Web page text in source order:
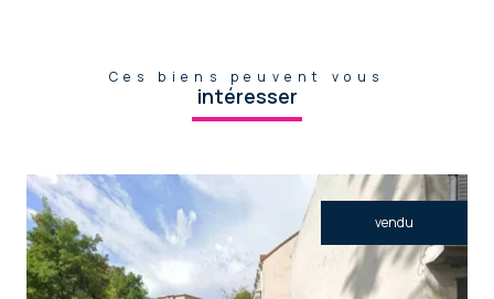
Ces biens peuvent vous
intéresser
vendu